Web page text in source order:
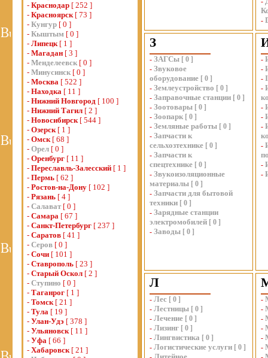
- Краснодар [ 252 ]
- Красноярск[ 73 ]
- Кунгур [ 0 ]
- Кыштым [ 0 ]
- Липецк[ 1 ]
- Магадан [ 3 ]
- Менделеевск [ 0 ]
- Минусинск [ 0 ]
- Москва [ 522 ]
- Находка [ 11 ]
- Нижний Новгород [ 100 ]
- Нижний Тагил [ 2 ]
- Новосибирск[ 544 ]
- Озерск[ 1 ]
- Омск[ 68 ]
- Орел [ 0 ]
- Оренбург [ 11 ]
- Переславль-Залесский [ 1 ]
- Пермь [ 62 ]
- Ростов-на-Дону [ 102 ]
- Рязань [ 4 ]
- Салават [ 0 ]
- Самара [ 67 ]
- Санкт-Петербург [ 237 ]
- Саратов [ 41 ]
- Серов [ 0 ]
- Сочи [ 101 ]
- Ставрополь [ 23 ]
- Старый Оскол [ 2 ]
- Ступино [ 0 ]
- Таганрог [ 1 ]
- Томск[ 21 ]
- Тула [ 19 ]
- Улан-Удэ [ 378 ]
- Ульяновск[ 11 ]
- Уфа [ 66 ]
- Хабаровск[ 21 ]
-
З
- ЗАГСы [ 0 ]
- Звуковое
оборудование [ 0 ]
- Землеустройство [ 0 ]
- Заправочные станции [ 0 ]
- Зоотовары [ 0 ]
- Зоопарк [ 0 ]
- Земляные работы [ 0 ]
- Запчасти к
сельхозтехнике [ 0 ]
- Запчасти к
спецтехнике [ 0 ]
- Звукоизоляционные
материалы [ 0 ]
- Запчасти для бытовой
техники [ 0 ]
- Зарядные станции
электромобилей [ 0 ]
- Заводы [ 0 ]
-
-
-
-
-
-
-
-
-
-
Л
- Лес [ 0 ]
- Лестницы [ 0 ]
- Лечение [ 0 ]
- Лизинг [ 0 ]
- Лингвистика [ 0 ]
- Логистические услуги [ 0 ]
-
-
-
-
-
-